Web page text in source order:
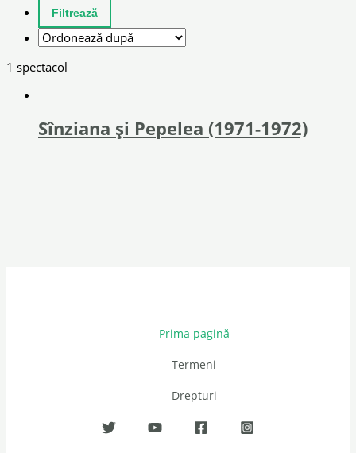
1 spectacol
Sînziana și Pepelea (1971-1972)
Prima pagină
Termeni
Drepturi